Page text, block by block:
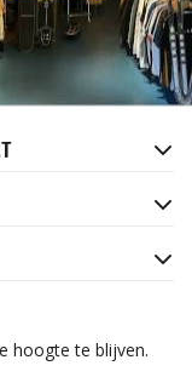
hoogte te blijven.